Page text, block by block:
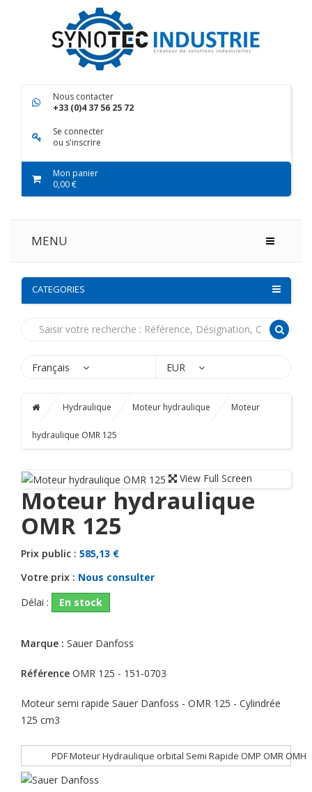
Nous contacter
+33 (0)4 37 56 25 72
Se connecter
ou s'inscrire
Mon panier
0,00 €
MENU
CATEGORIES
Français EUR
Hydraulique Moteur hydraulique Moteur
hydraulique OMR 125
View Full Screen
Moteur hydraulique
OMR 125
Prix public : 585,13 €
Votre prix : Nous consulter
Délai :
En stock
Marque : Sauer Danfoss
Référence OMR 125 - 151-0703
Moteur semi rapide Sauer Danfoss - OMR 125 - Cylindrée
125 cm3
PDF Moteur Hydraulique orbital Semi Rapide OMP OMR OMH